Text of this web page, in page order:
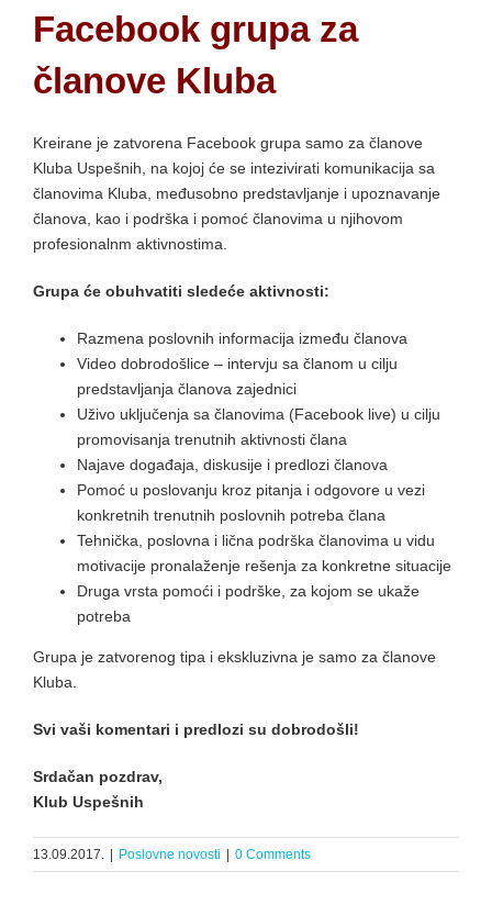
Facebook grupa za
članove Kluba
Kreirane je zatvorena Facebook grupa samo za članove
Kluba Uspešnih, na kojoj će se intezivirati komunikacija sa
članovima Kluba, međusobno predstavljanje i upoznavanje
članova, kao i podrška i pomoć članovima u njihovom
profesionalnm aktivnostima.
Grupa će obuhvatiti sledeće aktivnosti:
Razmena poslovnih informacija između članova
Video dobrodošlice – intervju sa članom u cilju
predstavljanja članova zajednici
Uživo uključenja sa članovima (Facebook live) u cilju
promovisanja trenutnih aktivnosti člana
Najave događaja, diskusije i predlozi članova
Pomoć u poslovanju kroz pitanja i odgovore u vezi
konkretnih trenutnih poslovnih potreba člana
Tehnička, poslovna i lična podrška članovima u vidu
motivacije pronalaženje rešenja za konkretne situacije
Druga vrsta pomoći i podrške, za kojom se ukaže
potreba
Grupa je zatvorenog tipa i ekskluzivna je samo za članove
Kluba.
Svi vaši komentari i predlozi su dobrodošli!
Srdačan pozdrav,
Klub Uspešnih
13.09.2017. Poslovne novosti 0 Comments